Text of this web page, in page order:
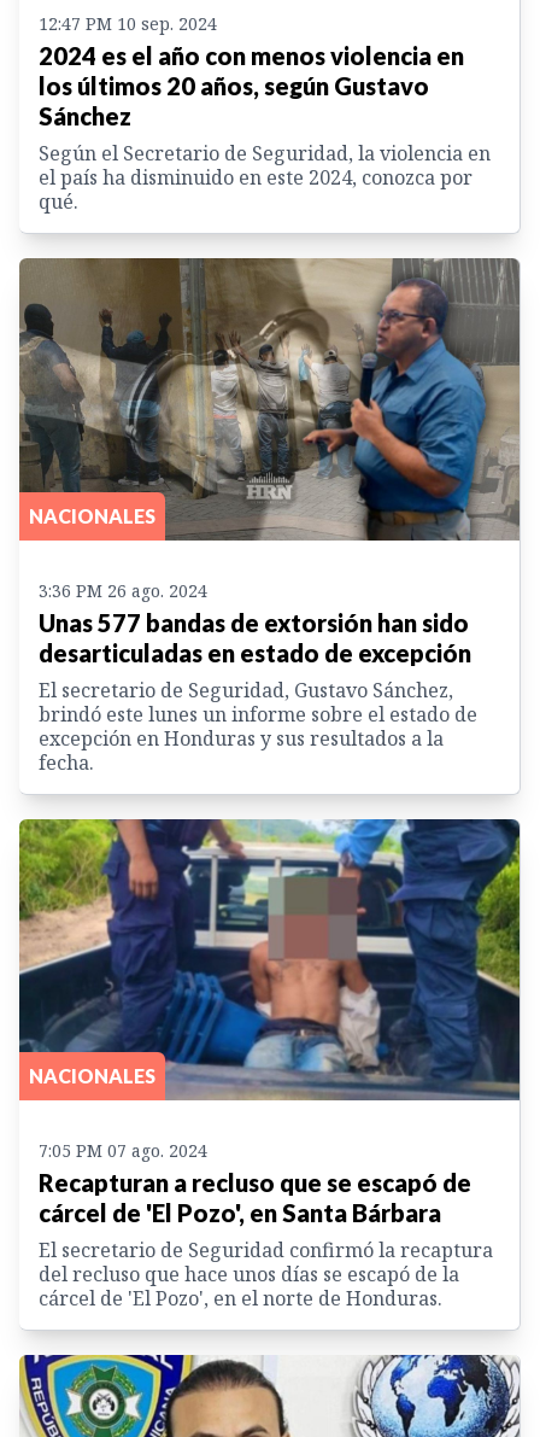
12:47 PM 10 sep. 2024
2024 es el año con menos violencia en
los últimos 20 años, según Gustavo
Sánchez
Según el Secretario de Seguridad, la violencia en
el país ha disminuido en este 2024, conozca por
qué.
NACIONALES
3:36 PM 26 ago. 2024
Unas 577 bandas de extorsión han sido
desarticuladas en estado de excepción
El secretario de Seguridad, Gustavo Sánchez,
brindó este lunes un informe sobre el estado de
excepción en Honduras y sus resultados a la
fecha.
NACIONALES
7:05 PM 07 ago. 2024
Recapturan a recluso que se escapó de
cárcel de 'El Pozo', en Santa Bárbara
El secretario de Seguridad confirmó la recaptura
del recluso que hace unos días se escapó de la
cárcel de 'El Pozo', en el norte de Honduras.